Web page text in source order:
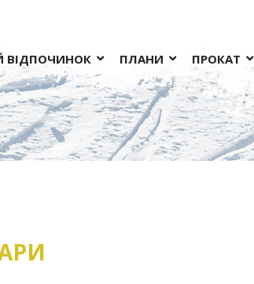
ВІДПОЧИНОК ПЛАНИ ПРОКАТ